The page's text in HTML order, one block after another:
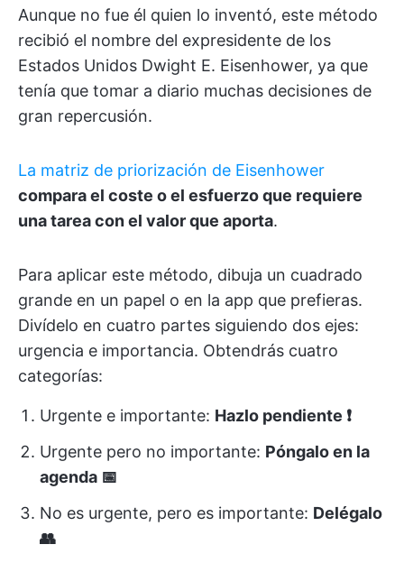
Aunque no fue él quien lo inventó, este método
recibió el nombre del expresidente de los
Estados Unidos Dwight E. Eisenhower, ya que
tenía que tomar a diario muchas decisiones de
gran repercusión.
La matriz de priorización de Eisenhower
compara el coste o el esfuerzo que requiere
una tarea con el valor que aporta.
Para aplicar este método, dibuja un cuadrado
grande en un papel o en la app que prefieras.
Divídelo en cuatro partes siguiendo dos ejes:
urgencia e importancia. Obtendrás cuatro
categorías:
Urgente e importante: Hazlo pendiente ❗
Urgente pero no importante: Póngalo en la
agenda 📅
No es urgente, pero es importante: Delégalo
👥